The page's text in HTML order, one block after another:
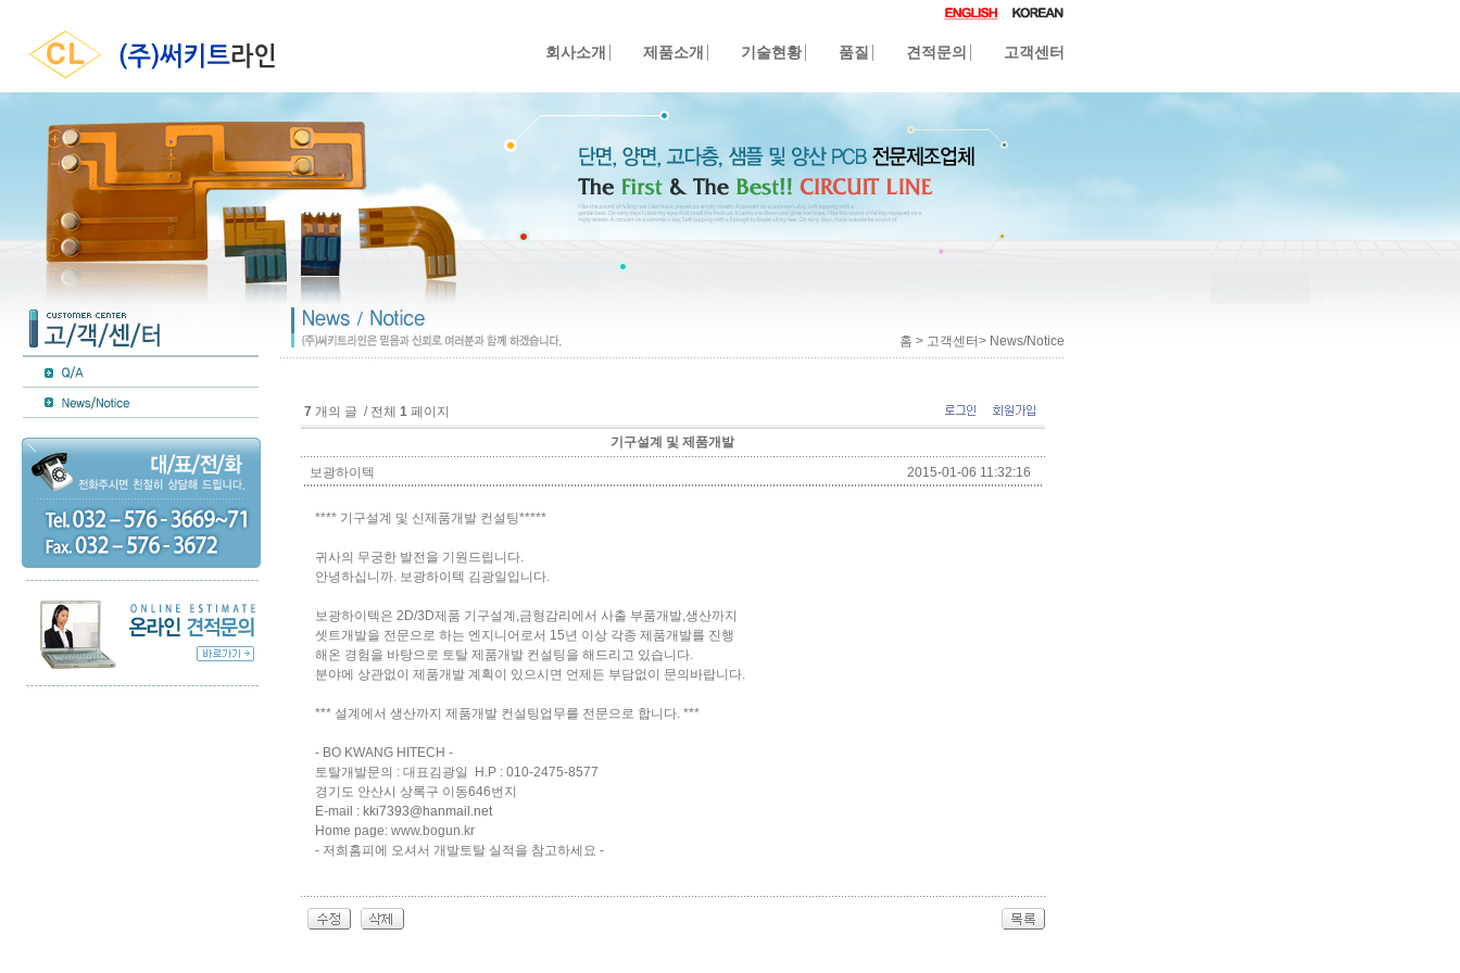
회사소개 제품소개 기술현황 품질 견적문의 고객센터
홈 > 고객센터> News/Notice
7 개의 글 / 전체 1페이지
기구설계 및 제품개발
보광하이텍
2015-01-06 11:32:16
**** 기구설계 및 신제품개발 컨설팅*****
귀사의 무궁한 발전을 기원드립니다.
안녕하십니까. 보광하이텍 김광일입니다.
보광하이텍은 2D/3D제품 기구설계,금형감리에서 사출 부품개발,생산까지
셋트개발을 전문으로 하는 엔지니어로서 15년 이상 각종 제품개발를 진행
해온 경험을 바탕으로 토탈 제품개발 컨설팅을 해드리고 있습니다.
분야에 상관없이 제품개발 계획이 있으시면 언제든 부담없이 문의바랍니다.
*** 설계에서 생산까지 제품개발 컨설팅업무를 전문으로 합니다. ***
- BO KWANG HITECH -
토탈개발문의 : 대표김광일 H.P : 010-2475-8577
경기도 안산시 상록구 이동646번지
E-mail : kki7393@hanmail.net
Home page: www.bogun.kr
- 저희홈피에 오셔서 개발토탈 실적을 참고하세요 -